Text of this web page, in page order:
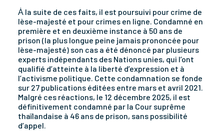
Ȧ la suite de ces faits, il est poursuivi pour crime de
lèse-majesté et pour crimes en ligne. Condamné en
première et en deuxième instance à 50 ans de
prison (la plus longue peine jamais prononcée pour
lèse-majesté) son cas a été dénoncé par plusieurs
experts indépendants des Nations unies, qui l’ont
qualifié d’atteinte à la liberté d’expression et à
l’activisme politique. Cette condamnation se fonde
sur 27 publications éditées entre mars et avril 2021.
Malgré ces réactions, le 12 décembre 2025, il est
définitivement condamné par la Cour suprême
thaïlandaise à 46 ans de prison, sans possibilité
d’appel.